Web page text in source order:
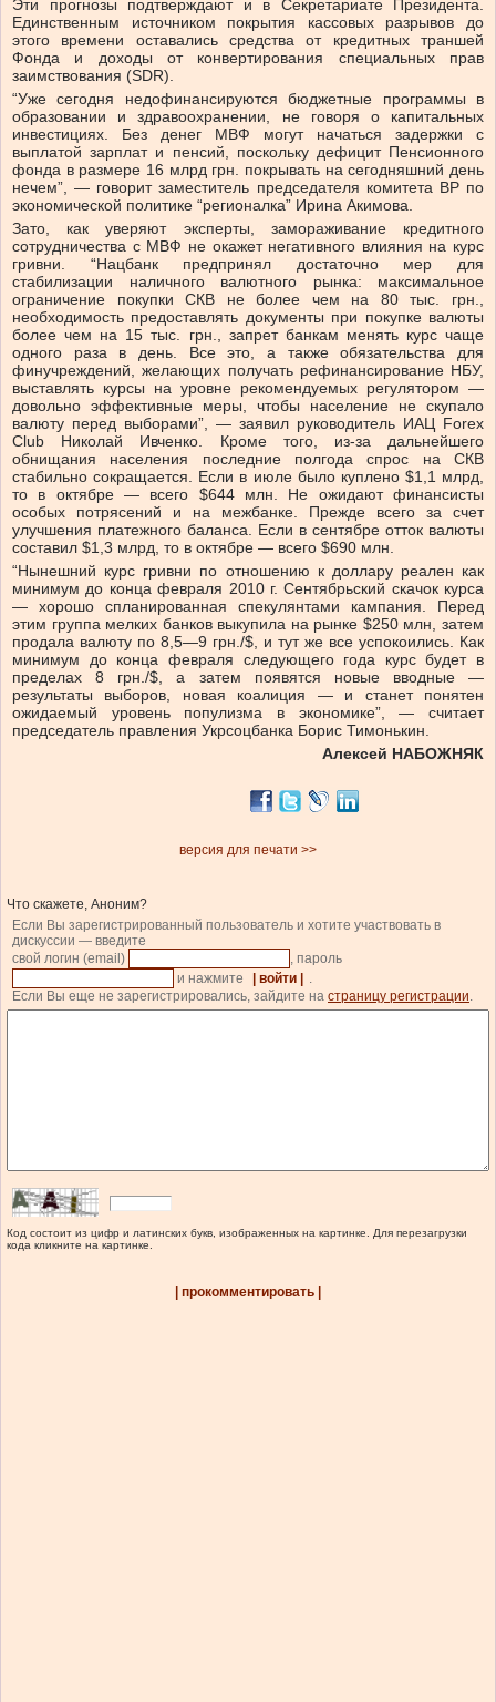
Эти прогнозы подтверждают и в Секретариате Президента.
Единственным источником покрытия кассовых разрывов до
этого времени оставались средства от кредитных траншей
Фонда и доходы от конвертирования специальных прав
заимствования (SDR).
“Уже сегодня недофинансируются бюджетные программы в
образовании и здравоохранении, не говоря о капитальных
инвестициях. Без денег МВФ могут начаться задержки с
выплатой зарплат и пенсий, поскольку дефицит Пенсионного
фонда в размере 16 млрд грн. покрывать на сегодняшний день
нечем”, — говорит заместитель председателя комитета ВР по
экономической политике “регионалка” Ирина Акимова.
Зато, как уверяют эксперты, замораживание кредитного
сотрудничества с МВФ не окажет негативного влияния на курс
гривни. “Нацбанк предпринял достаточно мер для
стабилизации наличного валютного рынка: максимальное
ограничение покупки СКВ не более чем на 80 тыс. грн.,
необходимость предоставлять документы при покупке валюты
более чем на 15 тыс. грн., запрет банкам менять курс чаще
одного раза в день. Все это, а также обязательства для
финучреждений, желающих получать рефинансирование НБУ,
выставлять курсы на уровне рекомендуемых регулятором —
довольно эффективные меры, чтобы население не скупало
валюту перед выборами”, — заявил руководитель ИАЦ Forex
Club Николай Ивченко. Кроме того, из-за дальнейшего
обнищания населения последние полгода спрос на СКВ
стабильно сокращается. Если в июле было куплено $1,1 млрд,
то в октябре — всего $644 млн. Не ожидают финансисты
особых потрясений и на межбанке. Прежде всего за счет
улучшения платежного баланса. Если в сентябре отток валюты
составил $1,3 млрд, то в октябре — всего $690 млн.
“Нынешний курс гривни по отношению к доллару реален как
минимум до конца февраля 2010 г. Сентябрьский скачок курса
— хорошо спланированная спекулянтами кампания. Перед
этим группа мелких банков выкупила на рынке $250 млн, затем
продала валюту по 8,5—9 грн./$, и тут же все успокоились. Как
минимум до конца февраля следующего года курс будет в
пределах 8 грн./$, а затем появятся новые вводные —
результаты выборов, новая коалиция — и станет понятен
ожидаемый уровень популизма в экономике”, — считает
председатель правления Укрсоцбанка Борис Тимонькин.
Алексей НАБОЖНЯК
версия для печати >>
Что скажете, Аноним?
Если Вы зарегистрированный пользователь и хотите участвовать в
дискуссии — введите
свой логин (email)
, пароль
и нажмите
| войти |
.
Если Вы еще не зарегистрировались, зайдите на страницу регистрации.
Код состоит из цифр и латинских букв, изображенных на картинке. Для перезагрузки
кода кликните на картинке.
| прокомментировать |